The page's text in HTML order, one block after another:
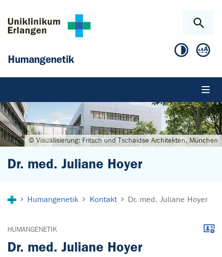
Humangenetik
© Visualisierung: Fritsch und Tschaidse Architekten, München
Dr. med. Juliane Hoyer
Humangenetik Kontakt Dr. med. Juliane Hoyer
HUMANGENETIK
Dr. med. Juliane Hoyer